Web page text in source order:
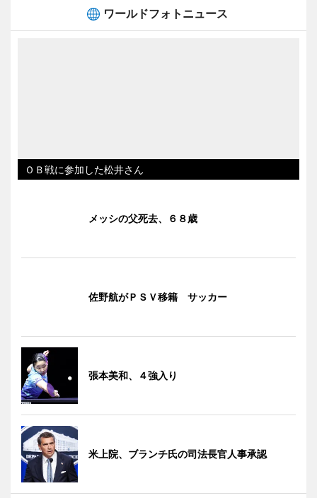
ワールドフォトニュース
ＯＢ戦に参加した松井さん
メッシの父死去、６８歳
佐野航がＰＳＶ移籍 サッカー
張本美和、４強入り
米上院、ブランチ氏の司法長官人事承認